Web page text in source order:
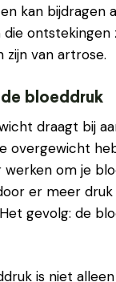
kan bijdragen
die
zijn van artrose.
bloeddruk
draagt bij
overgewicht
werken om je
er meer
gevolg: de
is niet